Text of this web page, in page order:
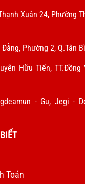
Xuân 24, Phường
Phường 2, Q.Tân
Hữu Tiến, TT.Đồng
- Gu, Jegi -
Toán